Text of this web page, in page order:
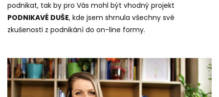
podnikat, tak by pro Vás mohl být vhodný projekt
PODNIKAVÉ DUŠE, kde jsem shrnula všechny své
zkušenosti z podnikání do on-line formy.